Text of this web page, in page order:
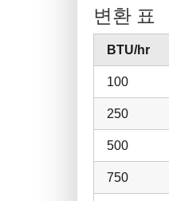
변환 표
BTU/hr
100
250
500
750